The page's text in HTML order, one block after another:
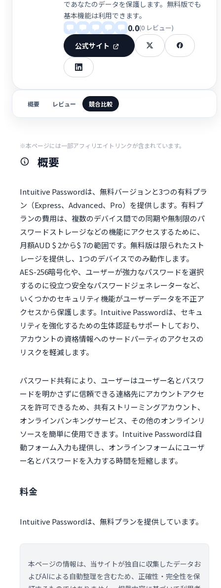
であなたのデータを保護します。無料版でも
基本機能は利用できます。
0.0(0 レビュー)
公式サイト
概要 レビュー 競合比較
※本ページには一部アフィリエイトリンクが含まれています。
概要
Intuitive Passwordは、無料バージョンと3つの有料プラ
ン（Express、Advanced、Pro）を提供します。有料プ
ランの費用は、複数のデバイス間での同期や無制限のパ
スワードストレージなどの機能にアクセスするために、
月額AUD $ 2から$ 7の範囲です。無料版は限られたスト
レージを提供し、1つのデバイスでのみ動作します。
AES-256暗号化や、ユーザーが強力なパスワードを選択
するのに役立つ安全なパスワードジェネレーターなど、
いくつかのセキュリティ機能がユーザーデータを不正ア
クセスから保護します。Intuitive Passwordは、セキュ
リティを強化するための生体認証もサポートしており、
アカウントの資格情報へのサードパーティのアクセスの
リスクを軽減します。
パスワード共有により、ユーザーはユーザー名とパスワ
ードを明かさずに信頼できる連絡先にアカウントアクセ
スを許可できるため、共有ストリーミングアカウント、
オンラインバンキングサービス、その他のオンラインリ
ソースを簡単に使用できます。Intuitive Passwordは自
動フォーム入力も提供し、オンラインフォームにユーザ
ー名とパスワードを入力する時間を短縮します。
料金
Intuitive Passwordは、無料プランを提供しています。
本ページの情報は、当サイトが独自に収集したデータお
よびAIによる自動整理を含むため、正確性・完全性を保